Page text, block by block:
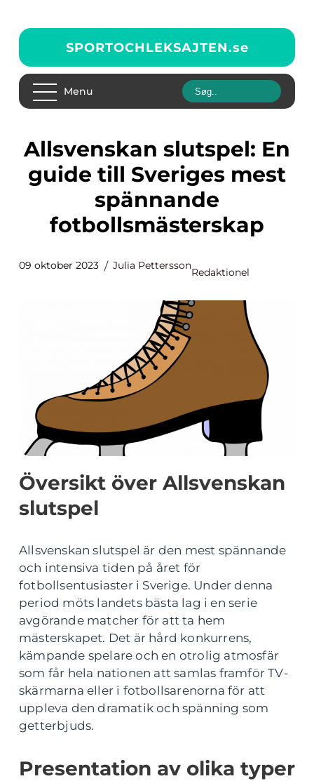
SPORTOCHLEKSAJTEN.se
Menu
Allsvenskan slutspel: En
guide till Sveriges mest
spännande
fotbollsmästerskap
09 oktober 2023 Julia Pettersson
Redaktionel
Översikt över Allsvenskan
slutspel
Allsvenskan slutspel är den mest spännande
och intensiva tiden på året för
fotbollsentusiaster i Sverige. Under denna
period möts landets bästa lag i en serie
avgörande matcher för att ta hem
mästerskapet. Det är hård konkurrens,
kämpande spelare och en otrolig atmosfär
som får hela nationen att samlas framför TV-
skärmarna eller i fotbollsarenorna för att
uppleva den dramatik och spänning som
getterbjuds.
Presentation av olika typer